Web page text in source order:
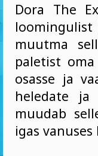
Dora The
muutma
paletist
osasse ja
heledate ja
muudab
igas vanuses